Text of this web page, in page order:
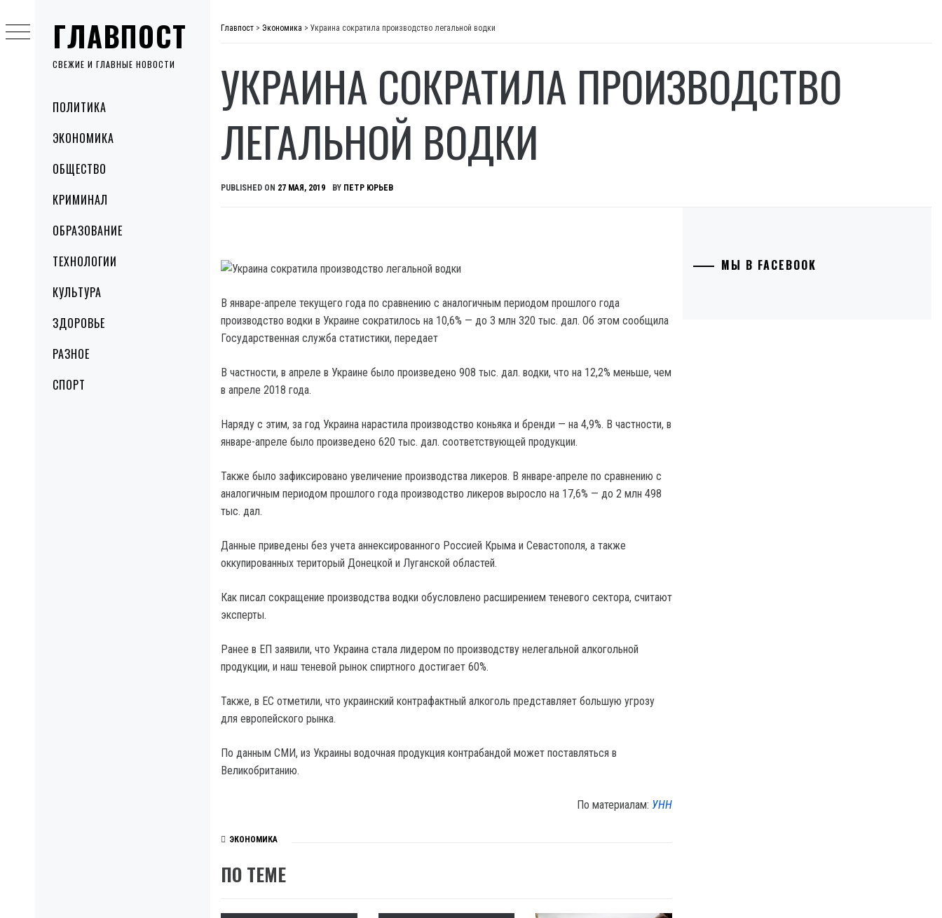
ГЛАВПОСТ
СВЕЖИЕ И ГЛАВНЫЕ НОВОСТИ
MenuПОЛИТИКА
ЭКОНОМИКА
ОБЩЕСТВО
КРИМИНАЛ
ОБРАЗОВАНИЕ
ТЕХНОЛОГИИ
КУЛЬТУРА
ЗДОРОВЬЕ
РАЗНОЕ
СПОРТ
to
content
Главпост > Экономика > Украина сократила производство легальной водки
УКРАИНА СОКРАТИЛА ПРОИЗВОДСТВО
ЛЕГАЛЬНОЙ ВОДКИ
PUBLISHED ON 27 МАЯ, 2019 BY ПЕТР ЮРЬЕВ
В январе-апреле текущего года по сравнению с аналогичным периодом прошлого года
производство водки в Украине сократилось на 10,6% — до 3 млн 320 тыс. дал. Об этом сообщила
Государственная служба статистики, передает
В частности, в апреле в Украине было произведено 908 тыс. дал. водки, что на 12,2% меньше, чем
в апреле 2018 года.
Наряду с этим, за год Украина нарастила производство коньяка и бренди — на 4,9%. В частности, в
январе-апреле было произведено 620 тыс. дал. соответствующей продукции.
Также было зафиксировано увеличение производства ликеров. В январе-апреле по сравнению с
аналогичным периодом прошлого года производство ликеров выросло на 17,6% — до 2 млн 498
тыс. дал.
Данные приведены без учета аннексированного Россией Крыма и Севастополя, а также
оккупированных територый Донецкой и Луганской областей.
Как писал сокращение производства водки обусловлено расширением теневого сектора, считают
эксперты.
Ранее в ЕП заявили, что Украина стала лидером по производству нелегальной алкогольной
продукции, и наш теневой рынок спиртного достигает 60%.
Также, в ЕС отметили, что украинский контрафактный алкоголь представляет большую угрозу
для европейского рынка.
По данным СМИ, из Украины водочная продукция контрабандой может поставляться в
Великобританию.
По материалам: УНН
ЭКОНОМИКА
ПО ТЕМЕ
МЫ В FACEBOOK